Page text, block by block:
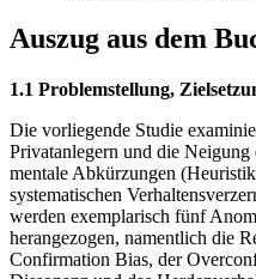
Auszug aus dem
1.1 Problemstellung,
Die vorliegende Studie
Privatanlegern und die Neigung
mentale Abkürzungen
systematischen
werden exemplarisch fünf
herangezogen, namentlich die
Confirmation Bias, der